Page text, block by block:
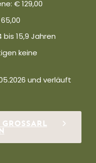
€ 129,00
15,9 Jahren
keine
und verläuft
A